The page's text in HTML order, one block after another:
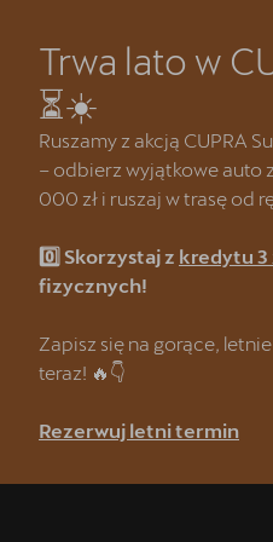
Trwa lato w
⏳☀️
Ruszamy z akcją CUPRA
– odbierz wyjątkowe auto
000 zł i ruszaj w trasę od
0️⃣ Skorzystaj z kredytu 3
fizycznych!
Zapisz się na gorące,
teraz! 🔥👇
Rezerwuj letni termin
Strona główna
Kredyt klasyczny 3 x 0%
CUPRA Formentor e-Hybrid
Wyprzedaż samochodów
❗Wyzwanie CUPRA Mastera
Oferta dla Lojalnych Klientów